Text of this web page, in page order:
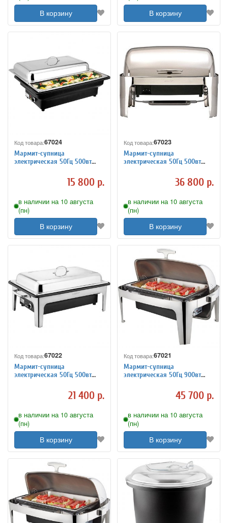
В корзину В корзину
Код товара:67024
Мармит-супница
электрическая 50Гц 500вт
15 800 р.
в наличии на 10 августа
(пн)
В корзину
Код товара:67023
Мармит-супница
электрическая 50Гц 500вт
36 800 р.
в наличии на 10 августа
(пн)
В корзину
Код товара:67022
Мармит-супница
электрическая 50Гц 500вт
21 400 р.
в наличии на 10 августа
(пн)
В корзину
Код товара:67021
Мармит-супница
электрическая 50Гц 900вт
45 700 р.
в наличии на 10 августа
(пн)
В корзину